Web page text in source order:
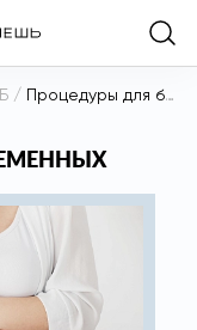
/ Процедуры для беременных